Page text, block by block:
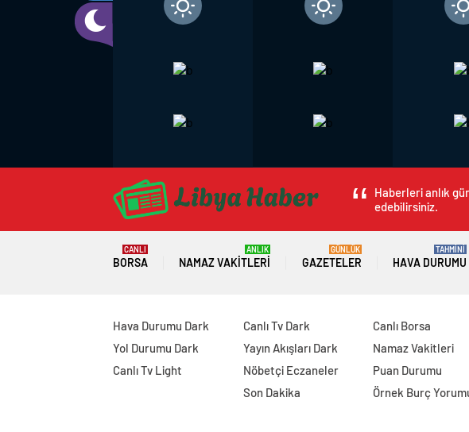
Haberleri anlık
edebilirsiniz.
BORSA
CANLI
NAMAZ VAKITLERI
ANLIK
GAZETELER
GÜNLÜK
HAVA DURUMU
TAHMİNİ
Hava Durumu Dark
Yol Durumu Dark
Canlı Tv Light
Canlı Tv Dark
Yayın Akışları Dark
Nöbetçi Eczaneler
Son Dakika
Canlı Borsa
Namaz Vakitleri
Puan Durumu
Örnek Burç